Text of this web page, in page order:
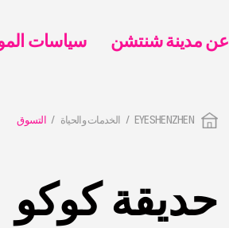
EYESHENZHEN الخدمات والحياة التسوق
حديقة كوكو
عن مدينة شنتشن ‎سياسات المواهب